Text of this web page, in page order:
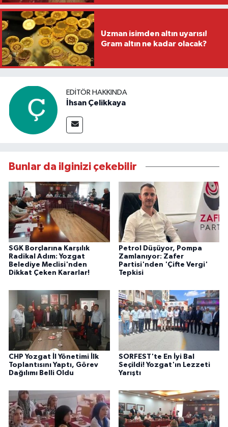
Uzman isimden altın uyarısı!
Gram altın ne kadar olacak?
EDITÖR HAKKINDA
İhsan Çelikkaya
Bunlar da ilginizi çekebilir
SGK Borçlarına Karşılık
Radikal Adım: Yozgat
Belediye Meclisi'nden
Dikkat Çeken Kararlar!
Petrol Düşüyor, Pompa
Zamlanıyor: Zafer
Partisi'nden 'Çifte Vergi'
Tepkisi
CHP Yozgat İl Yönetimi İlk
Toplantısını Yaptı, Görev
Dağılımı Belli Oldu
SORFEST'te En İyi Bal
Seçildi! Yozgat'ın Lezzeti
Yarıştı